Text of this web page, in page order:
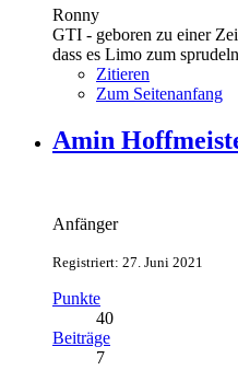
Ronny
GTI - geboren zu einer
dass es Limo zum
Zitieren
Zum Seitenanfang
Amin
Anfänger
Registriert: 27. Juni 2021
Punkte
40
Beiträge
7